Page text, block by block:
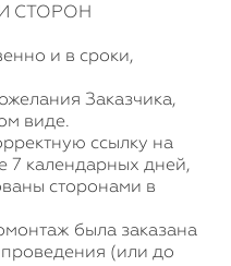
СТОРОН
и в сроки,
Заказчика,
виде.
ссылку на
7 календарных дней,
сторонами в
была заказана
(или до